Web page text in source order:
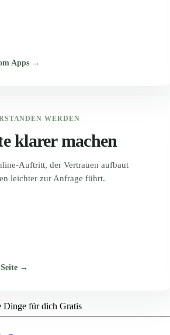
Apps →
WERDEN
klarer machen
Auftritt, der Vertrauen aufbaut
leichter zur Anfrage führt.
→
Dinge für dich Gratis